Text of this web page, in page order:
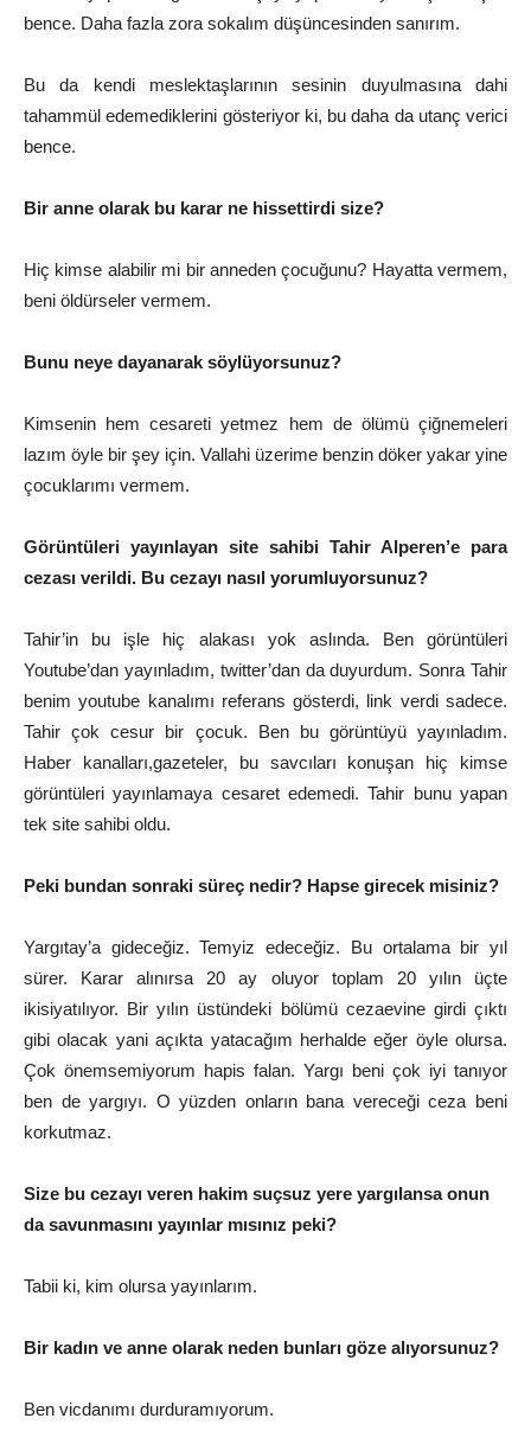
bence. Daha fazla zora sokalım düşüncesinden sanırım.
Bu da kendi meslektaşlarının sesinin duyulmasına dahi
tahammül edemediklerini gösteriyor ki, bu daha da utanç verici
bence.
Bir anne olarak bu karar ne hissettirdi size?
Hiç kimse alabilir mi bir anneden çocuğunu? Hayatta vermem,
beni öldürseler vermem.
Bunu neye dayanarak söylüyorsunuz?
Kimsenin hem cesareti yetmez hem de ölümü çiğnemeleri
lazım öyle bir şey için. Vallahi üzerime benzin döker yakar yine
çocuklarımı vermem.
Görüntüleri yayınlayan site sahibi Tahir Alperen’e para
cezası verildi. Bu cezayı nasıl yorumluyorsunuz?
Tahir’in bu işle hiç alakası yok aslında. Ben görüntüleri
Youtube’dan yayınladım, twitter’dan da duyurdum. Sonra Tahir
benim youtube kanalımı referans gösterdi, link verdi sadece.
Tahir çok cesur bir çocuk. Ben bu görüntüyü yayınladım.
Haber kanalları,gazeteler, bu savcıları konuşan hiç kimse
görüntüleri yayınlamaya cesaret edemedi. Tahir bunu yapan
tek site sahibi oldu.
Peki bundan sonraki süreç nedir? Hapse girecek misiniz?
Yargıtay’a gideceğiz. Temyiz edeceğiz. Bu ortalama bir yıl
sürer. Karar alınırsa 20 ay oluyor toplam 20 yılın üçte
ikisiyatılıyor. Bir yılın üstündeki bölümü cezaevine girdi çıktı
gibi olacak yani açıkta yatacağım herhalde eğer öyle olursa.
Çok önemsemiyorum hapis falan. Yargı beni çok iyi tanıyor
ben de yargıyı. O yüzden onların bana vereceği ceza beni
korkutmaz.
Size bu cezayı veren hakim suçsuz yere yargılansa onun
da savunmasını yayınlar mısınız peki?
Tabii ki, kim olursa yayınlarım.
Bir kadın ve anne olarak neden bunları göze alıyorsunuz?
Ben vicdanımı durduramıyorum.